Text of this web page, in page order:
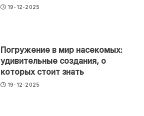
19-12-2025
Погружение в мир насекомых:
удивительные создания, о
которых стоит знать
19-12-2025